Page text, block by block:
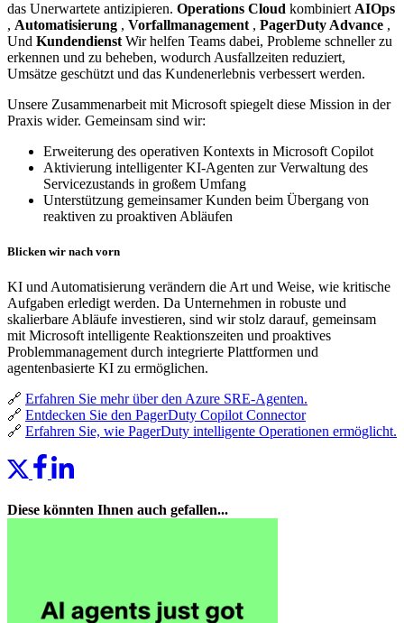
das Unerwartete antizipieren. Operations Cloud kombiniert AIOps
, Automatisierung , Vorfallmanagement , PagerDuty Advance ,
Und Kundendienst Wir helfen Teams dabei, Probleme schneller zu
erkennen und zu beheben, wodurch Ausfallzeiten reduziert,
Umsätze geschützt und das Kundenerlebnis verbessert werden.
Unsere Zusammenarbeit mit Microsoft spiegelt diese Mission in der
Praxis wider. Gemeinsam sind wir:
Erweiterung des operativen Kontexts in Microsoft Copilot
Aktivierung intelligenter KI-Agenten zur Verwaltung des
Servicezustands in großem Umfang
Unterstützung gemeinsamer Kunden beim Übergang von
reaktiven zu proaktiven Abläufen
Blicken wir nach vorn
KI und Automatisierung verändern die Art und Weise, wie kritische
Aufgaben erledigt werden. Da Unternehmen in robuste und
skalierbare Abläufe investieren, sind wir stolz darauf, gemeinsam
mit Microsoft intelligente Reaktionszeiten und proaktives
Problemmanagement durch integrierte Plattformen und
agentenbasierte KI zu ermöglichen.
🔗 Erfahren Sie mehr über den Azure SRE-Agenten.
🔗 Entdecken Sie den PagerDuty Copilot Connector
🔗 Erfahren Sie, wie PagerDuty intelligente Operationen ermöglicht.
Diese könnten Ihnen auch gefallen...